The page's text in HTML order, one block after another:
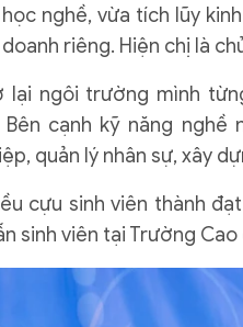
nghề, vừa tích lũy
riêng. Hiện chị là
ngôi trường mình
cạnh kỹ năng
quản lý nhân sự, xây
cựu sinh viên thành
sinh viên tại Trường Cao